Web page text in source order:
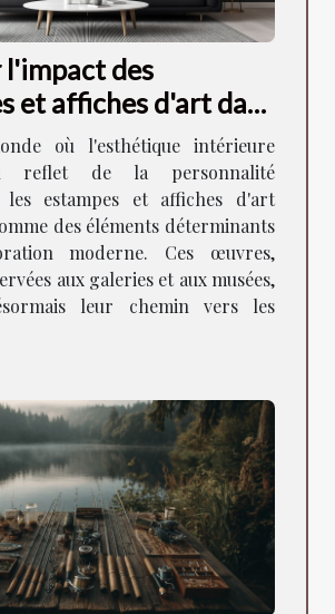
l'impact des
et affiches d'art dans
moderne
où l'esthétique intérieure
reflet de la personnalité
les estampes et affiches d'art
des éléments déterminants
moderne. Ces œuvres,
aux galeries et aux musées,
leur chemin vers les